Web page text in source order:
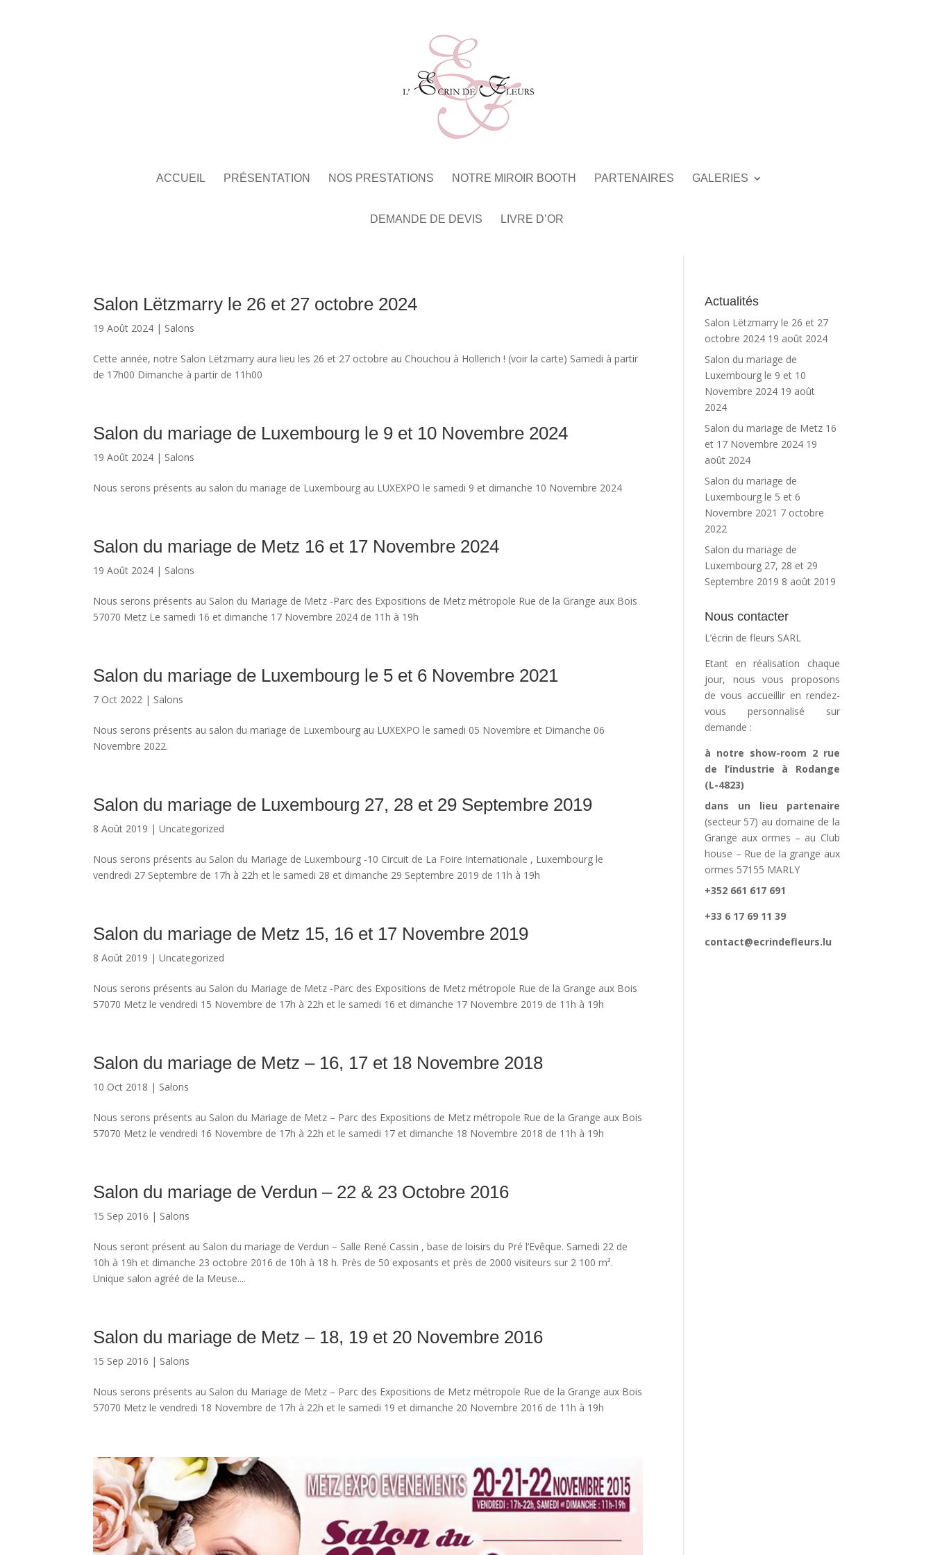
ACCUEIL PRÉSENTATION NOS PRESTATIONS NOTRE MIROIR BOOTH PARTENAIRES GALERIES
DEMANDE DE DEVIS LIVRE D’OR
Salon Lëtzmarry le 26 et 27 octobre 2024
19 Août 2024 | Salons
Cette année, notre Salon Lëtzmarry aura lieu les 26 et 27 octobre au Chouchou à Hollerich ! (voir la carte) Samedi à partir
de 17h00 Dimanche à partir de 11h00
Salon du mariage de Luxembourg le 9 et 10 Novembre 2024
19 Août 2024 | Salons
Nous serons présents au salon du mariage de Luxembourg au LUXEXPO le samedi 9 et dimanche 10 Novembre 2024
Salon du mariage de Metz 16 et 17 Novembre 2024
19 Août 2024 | Salons
Nous serons présents au Salon du Mariage de Metz -Parc des Expositions de Metz métropole Rue de la Grange aux Bois
57070 Metz Le samedi 16 et dimanche 17 Novembre 2024 de 11h à 19h
Salon du mariage de Luxembourg le 5 et 6 Novembre 2021
7 Oct 2022 | Salons
Nous serons présents au salon du mariage de Luxembourg au LUXEXPO le samedi 05 Novembre et Dimanche 06
Novembre 2022.
Salon du mariage de Luxembourg 27, 28 et 29 Septembre 2019
8 Août 2019 |Uncategorized
Nous serons présents au Salon du Mariage de Luxembourg -10 Circuit de La Foire Internationale , Luxembourg le
vendredi 27 Septembre de 17h à 22h et le samedi 28 et dimanche 29 Septembre 2019 de 11h à 19h
Salon du mariage de Metz 15, 16 et 17 Novembre 2019
8 Août 2019 |Uncategorized
Nous serons présents au Salon du Mariage de Metz -Parc des Expositions de Metz métropole Rue de la Grange aux Bois
57070 Metz le vendredi 15 Novembre de 17h à 22h et le samedi 16 et dimanche 17 Novembre 2019 de 11h à 19h
Salon du mariage de Metz – 16, 17 et 18 Novembre 2018
10 Oct 2018 | Salons
Nous serons présents au Salon du Mariage de Metz – Parc des Expositions de Metz métropole Rue de la Grange aux Bois
57070 Metz le vendredi 16 Novembre de 17h à 22h et le samedi 17 et dimanche 18 Novembre 2018 de 11h à 19h
Salon du mariage de Verdun – 22 & 23 Octobre 2016
15 Sep 2016 | Salons
Nous seront présent au Salon du mariage de Verdun – Salle René Cassin , base de loisirs du Pré l’Evêque. Samedi 22 de
10h à 19h et dimanche 23 octobre 2016 de 10h à 18 h. Près de 50 exposants et près de 2000 visiteurs sur 2 100 m².
Unique salon agréé de la Meuse....
Salon du mariage de Metz – 18, 19 et 20 Novembre 2016
15 Sep 2016 | Salons
Nous serons présents au Salon du Mariage de Metz – Parc des Expositions de Metz métropole Rue de la Grange aux Bois
57070 Metz le vendredi 18 Novembre de 17h à 22h et le samedi 19 et dimanche 20 Novembre 2016 de 11h à 19h
Actualités
Salon Lëtzmarry le 26 et 27
octobre 2024 19 août 2024
Salon du mariage de
Luxembourg le 9 et 10
Novembre 2024 19 août
2024
Salon du mariage de Metz 16
et 17 Novembre 2024 19
août 2024
Salon du mariage de
Luxembourg le 5 et 6
Novembre 2021 7 octobre
2022
Salon du mariage de
Luxembourg 27, 28 et 29
Septembre 2019 8 août 2019
Nous contacter
L’écrin de fleurs SARL
Etant en réalisation chaque
jour, nous vous proposons
de vous accueillir en rendez-
vous personnalisé sur
demande :
à notre show-room 2 rue
de l’industrie à Rodange
(L-4823)
dans un lieu partenaire
(secteur 57) au domaine de la
Grange aux ormes – au Club
house – Rue de la grange aux
ormes 57155 MARLY
+352 661 617 691
+33 6 17 69 11 39
contact@ecrindefleurs.lu